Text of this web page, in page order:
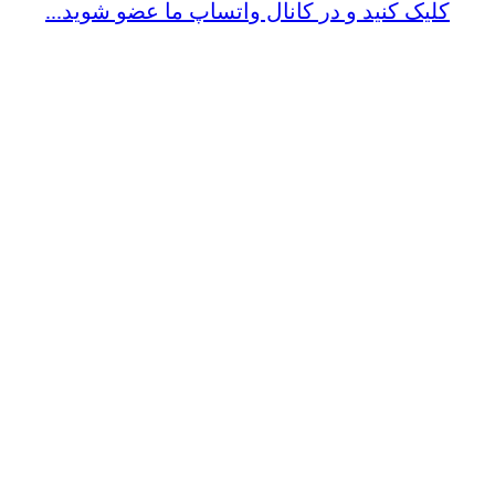
کلیک کنید و در کانال واتساپ ما عضو شوید...